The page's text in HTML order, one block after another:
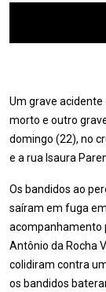
Um grave
morto e outro
domingo (22), no
e a rua Isaura
Os bandidos ao
saíram em fuga
acompanhamento
Antônio da Rocha
colidiram contra
os bandidos